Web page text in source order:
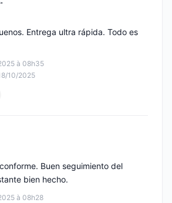
à 08h35
10/2025
Entrega ultra rápida. Todo es
à 08h28
Buen seguimiento del
bien hecho.